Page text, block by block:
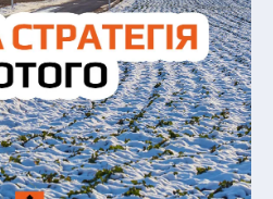
с политикой
данных.